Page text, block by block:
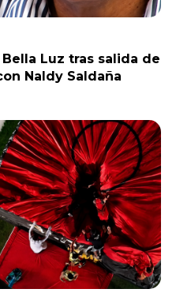
Luz tras salida de
Naldy Saldaña